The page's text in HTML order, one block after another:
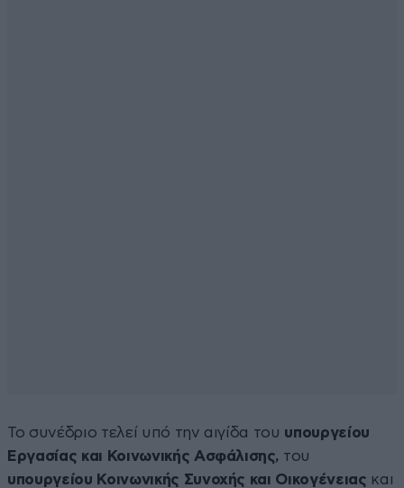
Το συνέδριο τελεί υπό την αιγίδα του υπουργείου
Εργασίας και Κοινωνικής Ασφάλισης, του
υπουργείου Κοινωνικής Συνοχής και Οικογένειας και